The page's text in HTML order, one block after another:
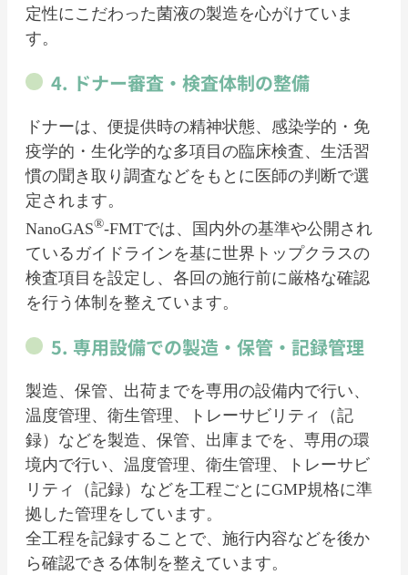
定性にこだわった菌液の製造を心がけていま
す。
4. ドナー審査・検査体制の整備
ドナーは、便提供時の精神状態、感染学的・免
疫学的・生化学的な多項目の臨床検査、生活習
慣の聞き取り調査などをもとに医師の判断で選
定されます。
NanoGAS®-FMTでは、国内外の基準や公開され
ているガイドラインを基に世界トップクラスの
検査項目を設定し、各回の施行前に厳格な確認
を行う体制を整えています。
5. 専用設備での製造・保管・記録管理
製造、保管、出荷までを専用の設備内で行い、
温度管理、衛生管理、トレーサビリティ（記
録）などを製造、保管、出庫までを、専用の環
境内で行い、温度管理、衛生管理、トレーサビ
リティ（記録）などを工程ごとにGMP規格に準
拠した管理をしています。
全工程を記録することで、施行内容などを後か
ら確認できる体制を整えています。